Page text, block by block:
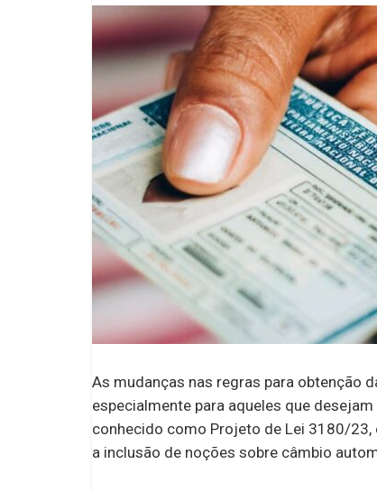
As mudanças nas regras para obtenção
especialmente para aqueles que
conhecido como Projeto de Lei 3180/23,
a inclusão de noções sobre câmbio